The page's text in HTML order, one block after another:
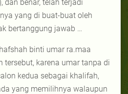
dan benar, telah terjadi
yang di buat-buat oleh
bertanggung jawab …
binti umar ra.maa
tersebut, karena umar tanpa di
kedua sebagai khalifah,
yang memilihnya walaupun